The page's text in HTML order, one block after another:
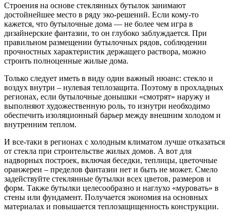
Строения на основе стеклянных бутылок занимают
достойнейшее место в ряду эко-решений. Если кому-то
кажется, что бутылочные дома — не более чем игра в
дизайнерские фантазии, то он глубоко заблуждается. При
правильном размещении бутылочных рядов, соблюдении
прочностных характеристик держащего раствора, можно
строить полноценные жилые дома.
Только следует иметь в виду один важный нюанс: стекло и
воздух внутри – нулевая теплозащита. Поэтому в прохладных
регионах, если бутылочные донышки «смотрят» наружу и
выполняют художественную роль, то изнутри необходимо
обеспечить изоляционный барьер между внешним холодом и
внутренним теплом.
И все-таки в регионах с холодным климатом лучше отказаться
от стекла при строительстве жилых домов. А вот для
надворных построек, включая беседки, теплицы, цветочные
оранжереи – пределов фантазии нет и быть не может. Смело
задействуйте стеклянные бутылки всех цветов, размеров и
форм. Также бутылки целесообразно и наглухо «муровать» в
стены или фундамент. Получается экономия на основных
материалах и повышается теплозащищенность конструкции.